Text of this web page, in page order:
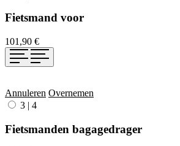
Fietsmand voor
101,90 €
Annuleren Overnemen
3 | 4
Fietsmanden bagagedrager